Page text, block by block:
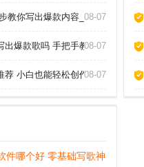
教你写出爆款内容_ 08-07
爆款歌吗 手把手教你玩转AI作歌_
08-07
荐 小白也能轻松创作_08-07
件哪个好 零基础写歌神器推荐_